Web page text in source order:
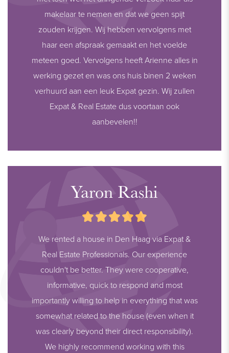
makelaar te nemen en dat we geen spijt
zouden krijgen. Wij hebben vervolgens met
haar een afspraak gemaakt en het voelde
meteen goed. Vervolgens heeft Arienne alles in
werking gezet en was ons huis binen 2 weken
verhuurd aan een leuk Expat gezin. Wij zullen
Expat & Real Estate dus voortaan ook
aanbevelen!!
Yaron Rashi
We rented a house in Den Haag via Expat &
Real Estate Professionals. Our experience
couldn't be better. They were cooperative,
informative, quick to respond and most
importantly willing to help in everything that was
somewhat related to the house (even when it
was clearly beyond their direct responsibility).
We highly recommend working with this